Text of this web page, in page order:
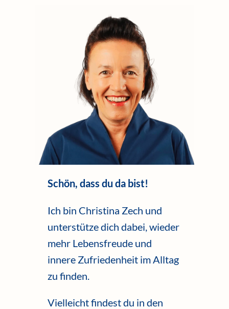
Schön, dass du da bist!
Ich bin Christina Zech und
unterstütze dich dabei, wieder
mehr Lebensfreude und
innere Zufriedenheit im Alltag
zu finden.
Vielleicht findest du in den